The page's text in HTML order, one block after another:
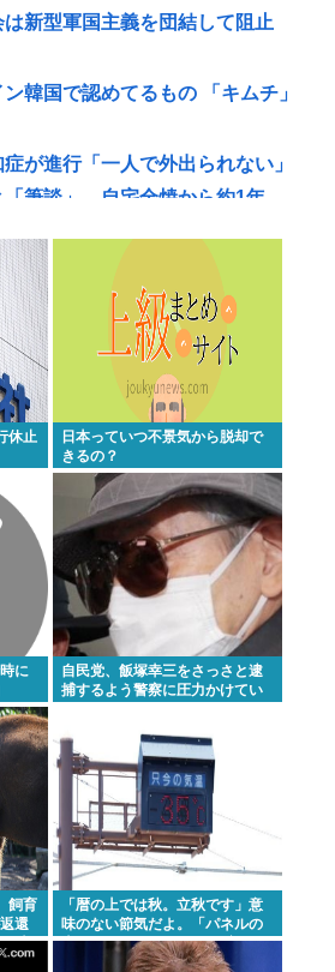
新型軍国主義を団結して阻止
韓国で認めてるもの 「キムチ」
が進行「一人で外出られない」
「筆談」…自宅全焼から約1年
る人来て！！！！！
ほうれん草という風潮
」 イオンモール熊本で被災の高
大会、民度がガチでレベチwww
33歳で満額埋め終わるワイ、人生
火大会、民度がレベチ
モメンはどーやって「ドーパミ
助けて…
の車に乗らない理由www
さんって何で急に叩かれだした
互RSS
休止
日本っていつ不景気から脱却で
きるの？
に
自民党、飯塚幸三をさっさと逮
捕するよう警察に圧力かけてい
飼育
還
本
「暦の上では秋。立秋です」意
味のない節気だよ。「パネルの
上では19」みたいな風俗嬢かよ